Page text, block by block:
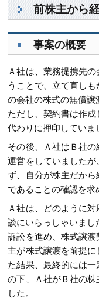
前株主から
事案の概要
Ａ社は、業務提携先
うことで、立て直し
の会社の株式の無償譲
ただし、契約書は作成
代わりに押印していま
その後、Ａ社はＢ社
運営をしていました
ず、自分が株主だか
であることの確認を求
Ａ社は、どのように
談にいらっしゃいまし
訴訟を進め、株式譲
主が株式譲渡を前提
た結果、最終的には一
の下、Ａ社がＢ社の
した。